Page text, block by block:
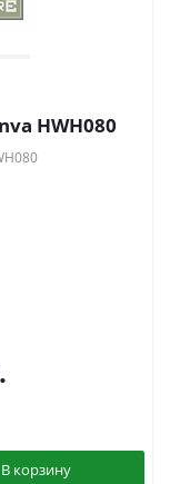
HWH080
В корзину